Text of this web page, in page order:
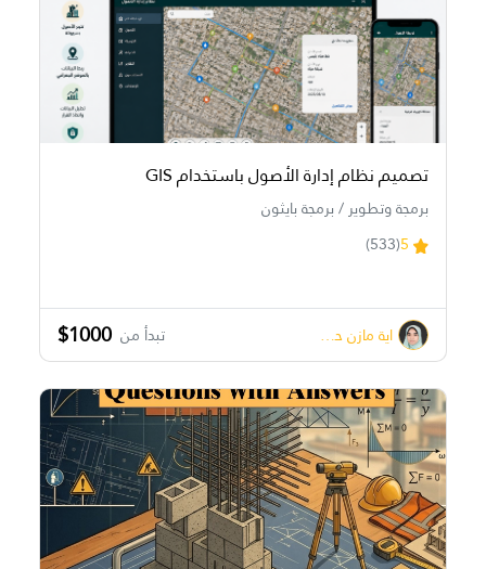
تصميم نظام إدارة الأصول باستخدام GIS
برمجة وتطوير / برمجة بايثون
5
(533)
اية مازن حسونة تبدأ من $1000